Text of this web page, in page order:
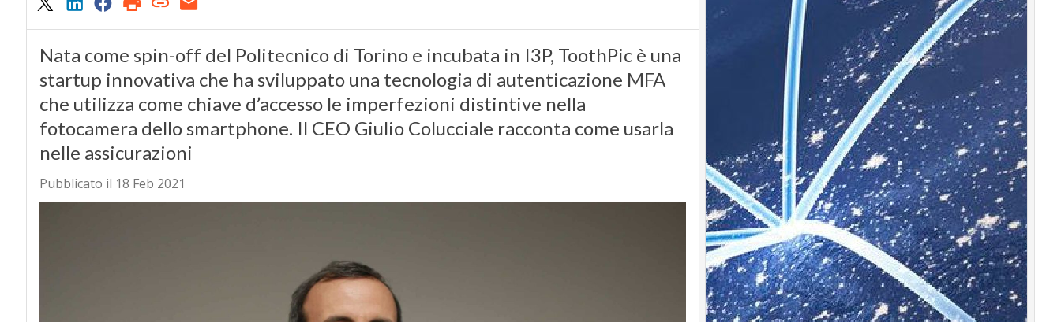
Nata come spin-off del Politecnico di Torino e incubata in I3P, ToothPic è una
startup innovativa che ha sviluppato una tecnologia di autenticazione MFA
che utilizza come chiave d’accesso le imperfezioni distintive nella
fotocamera dello smartphone. Il CEO Giulio Colucciale racconta come usarla
nelle assicurazioni
Pubblicato il 18 Feb 2021